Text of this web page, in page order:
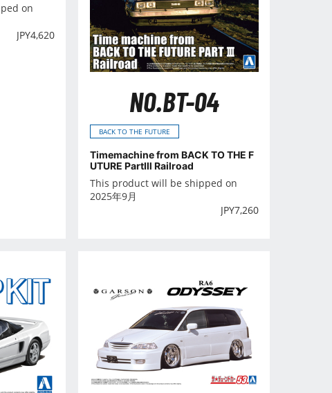
on
JPY4,620
NO.BT-04
BACK TO THE FUTURE
Timemachine from BACK TO THE F
UTURE PartⅢ Railroad
This product will be shipped on
2025年9月
JPY7,260